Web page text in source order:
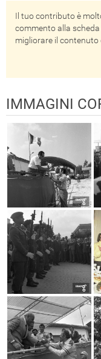
Il tuo contributo è
commento alla
migliorare il contenuto
IMMAGINI